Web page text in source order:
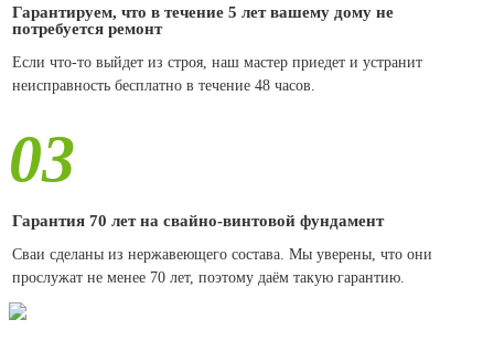
Гарантируем, что в течение 5 лет вашему дому не
потребуется ремонт
Если что-то выйдет из строя, наш мастер приедет и устранит
неисправность бесплатно в течение 48 часов.
03
Гарантия 70 лет на свайно-винтовой фундамент
Сваи сделаны из нержавеющего состава. Мы уверены, что они
прослужат не менее 70 лет, поэтому даём такую гарантию.